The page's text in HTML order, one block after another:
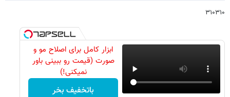
۳۱۰۳۱۰
ابزار کامل برای اصلاح مو و
صورت (قیمت رو ببینی باور
نمیکنی!)
باتخفیف بخر